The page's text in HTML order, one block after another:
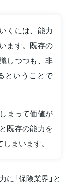
くには、能力
ます。既存の
しつつも、非
ということで
まって価値が
既存の能力を
まいます。
「保険業界」と